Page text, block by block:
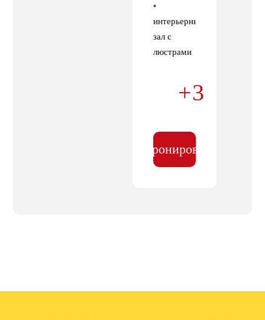
◦
интерьерный
зал с
люстрами
циклорама
+3
Забронировать